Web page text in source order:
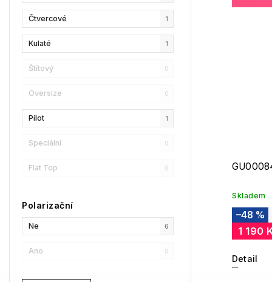
HUGO
Bollé
FILA
SPY
Harley-Davidson
Čtvercové 1
Kulaté 1
Štítový 0
Oversize 0
Pilot 1
Speciální 0
Flat Top 0
Polarizační
Ne 6
Ano 0
Skladem
–48 %
1 190
Detail